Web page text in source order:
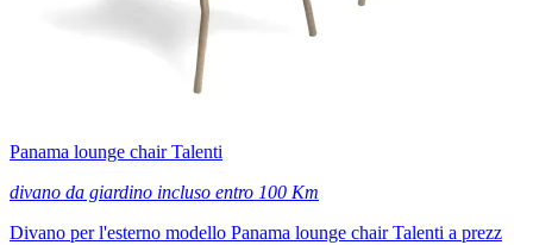
Panama lounge chair Talenti
divano da giardino incluso entro 100 Km
Divano per l'esterno modello Panama lounge chair Talenti a prezz